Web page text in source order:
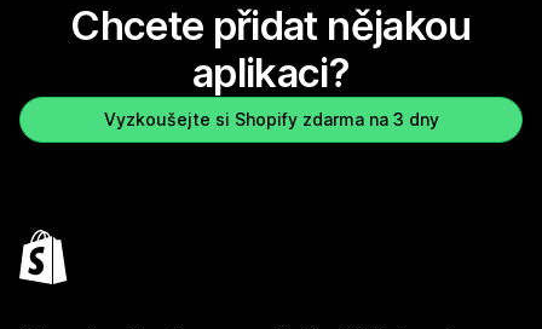
Chcete přidat nějakou
aplikaci?
Vyzkoušejte si Shopify zdarma na 3 dny